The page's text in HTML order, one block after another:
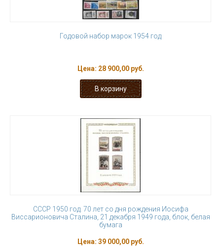
Годовой набор марок 1954 год
Цена: 28 900,00 руб.
СССР 1950 год. 70 лет со дня рождения Иосифа
Виссарионовича Сталина, 21 декабря 1949 года, блок, белая
бумага
Цена: 39 000,00 руб.